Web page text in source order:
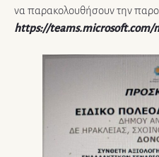
να παρακολουθήσουν την
https://teams.microsoft.com/